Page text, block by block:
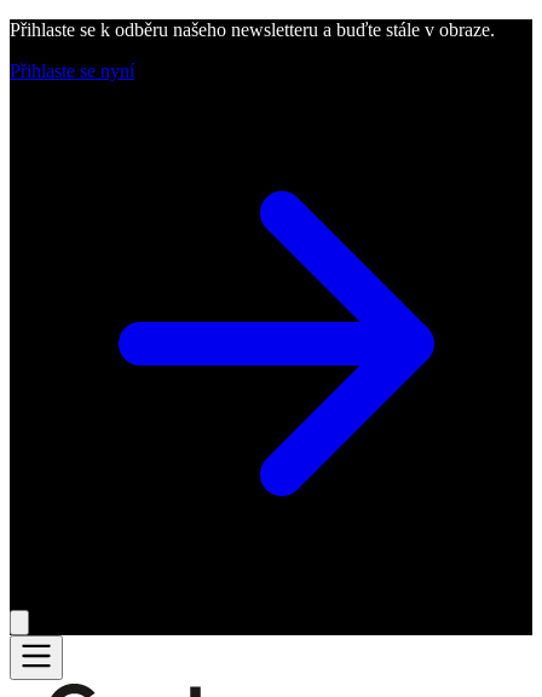
Přihlaste se k odběru našeho newsletteru a buďte stále v obraze.
Přihlaste se nyní